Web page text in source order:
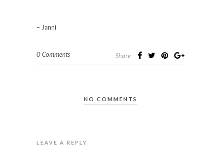
– Janni
0 Comments Share
NO COMMENTS
LEAVE A REPLY